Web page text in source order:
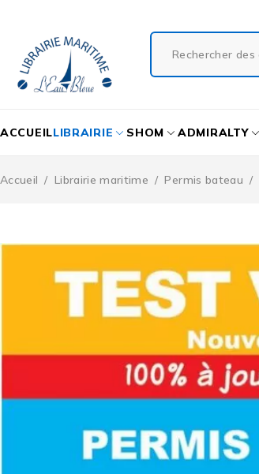
ACCUEILLIBRAIRIE SHOM ADMIRALTY
Accueil / Librairie maritime / Permis bateau /